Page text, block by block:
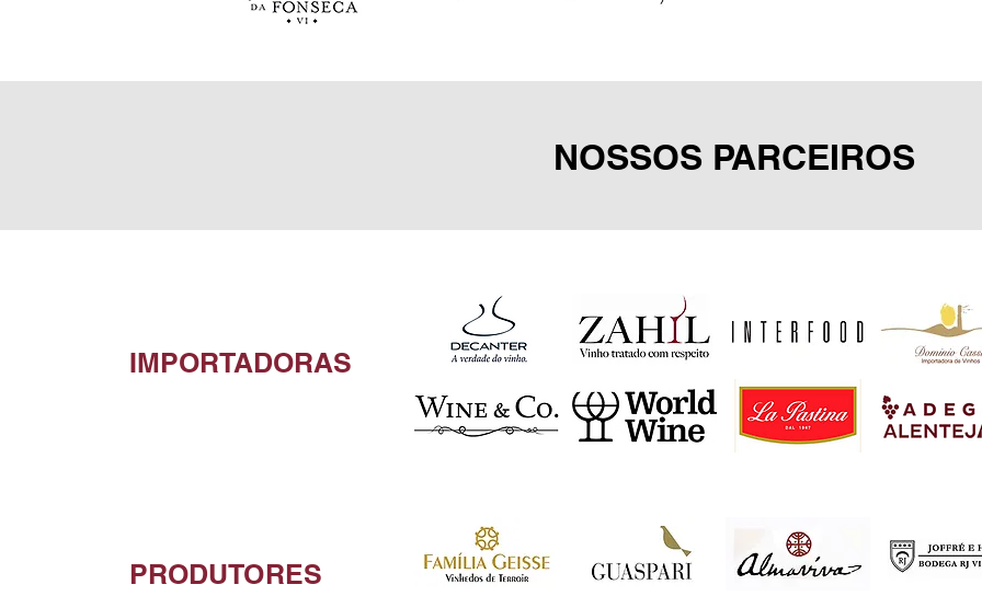
NOSSOS PARCEIROS
IMPORTADORAS
PRODUTORES